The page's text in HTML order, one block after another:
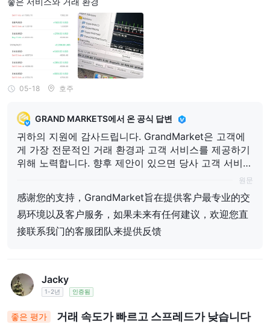
05-18 호주
GRAND MARKETS에서 온 공식 답변
귀하의 지원에 감사드립니다. GrandMarket은 고객에
게 가장 전문적인 거래 환경과 고객 서비스를 제공하기
위해 노력합니다. 향후 제안이 있으면 당사 고객 서비스
팀에 직접 연락하여 피드백을 제공해 주시기 바랍니다.
원문
感谢您的支持，GrandMarket旨在提供客户最专业的交
易环境以及客户服务，如果未来有任何建议，欢迎您直
接联系我门的客服团队来提供反馈
Jacky
1-2년 인증됨
좋은 평가 거래 속도가 빠르고 스프레드가 낮습니다